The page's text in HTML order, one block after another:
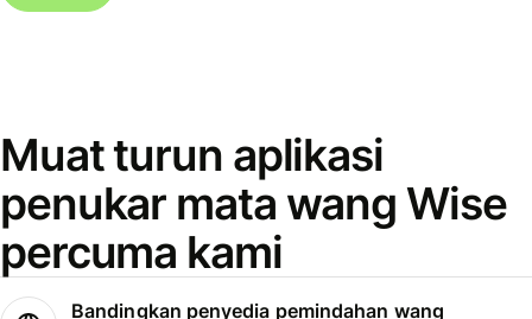
Muat turun aplikasi
penukar mata wang Wise
percuma kami
Bandingkan penyedia pemindahan wang